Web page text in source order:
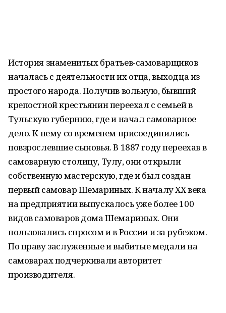
История знаменитых братьев-самоварщиков
началась с деятельности их отца, выходца из
простого народа. Получив вольную, бывший
крепостной крестьянин переехал с семьей в
Тульскую губернию, где и начал самоварное
дело. К нему со временем присоединились
повзрослевшие сыновья. В 1887 году переехав в
самоварную столицу, Тулу, они открыли
собственную мастерскую, где и был создан
первый самовар Шемариных. К началу ХХ века
на предприятии выпускалось уже более 100
видов самоваров дома Шемариных. Они
пользовались спросом и в России и за рубежом.
По праву заслуженные и выбитые медали на
самоварах подчеркивали авторитет
производителя.